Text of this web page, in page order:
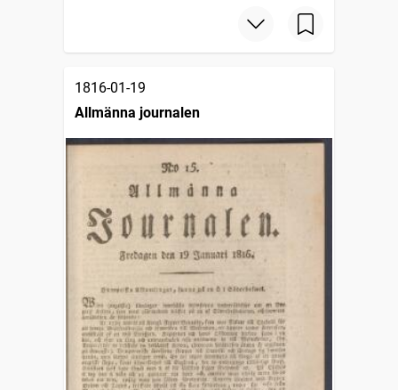
1816-01-19
Allmänna journalen